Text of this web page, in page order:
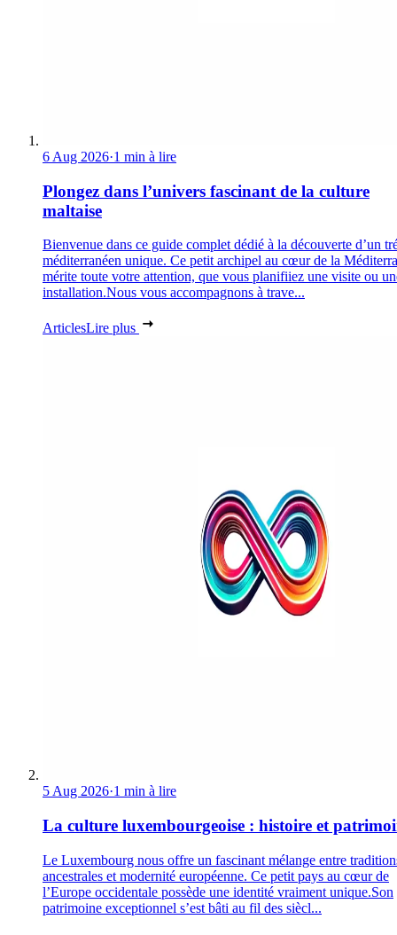
6 Aug 2026·1 min à lire
Plongez dans l’univers fascinant de la culture
maltaise
Bienvenue dans ce guide complet dédié à la découverte d’un
méditerranéen unique. Ce petit archipel au cœur de la
mérite toute votre attention, que vous planifiiez une visite ou
installation.Nous vous accompagnons à trave...
ArticlesLire plus
5 Aug 2026·1 min à lire
La culture luxembourgeoise : histoire et
Le Luxembourg nous offre un fascinant mélange entre
ancestrales et modernité européenne. Ce petit pays au cœur de
l’Europe occidentale possède une identité vraiment unique.Son
patrimoine exceptionnel s’est bâti au fil des siècl...